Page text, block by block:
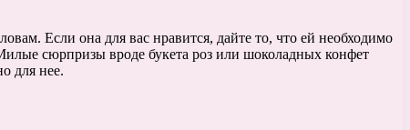
Если она для вас нравится, дайте то, что ей необходимо
сюрпризы вроде букета роз или шоколадных конфет
для нее.